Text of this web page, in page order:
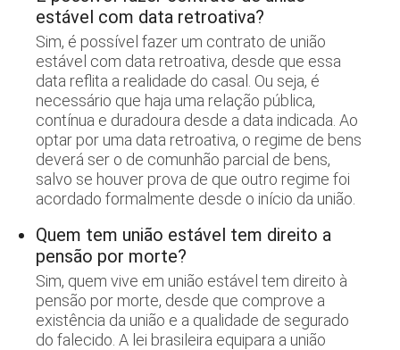
estável com data retroativa?
Sim, é possível fazer um contrato de união
estável com data retroativa, desde que essa
data reflita a realidade do casal. Ou seja, é
necessário que haja uma relação pública,
contínua e duradoura desde a data indicada. Ao
optar por uma data retroativa, o regime de bens
deverá ser o de comunhão parcial de bens,
salvo se houver prova de que outro regime foi
acordado formalmente desde o início da união.
Quem tem união estável tem direito a
pensão por morte?
Sim, quem vive em união estável tem direito à
pensão por morte, desde que comprove a
existência da união e a qualidade de segurado
do falecido. A lei brasileira equipara a união